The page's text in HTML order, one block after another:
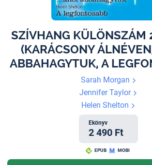
SZÍVHANG KÜLÖNSZÁM
(KARÁCSONY
ABBAHAGYTUK, A
Sarah Morgan
Jennifer Taylor
Helen Shelton
Ekönyv
2 490 Ft
EPUB MOBI